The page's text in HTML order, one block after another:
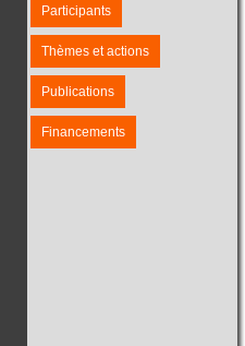
Participants
Thèmes et actions
Publications
Financements